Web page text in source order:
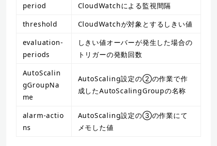
period
CloudWatchによる監視間隔
threshold
CloudWatchが対象とするしきい値
evaluation-
periods
しきい値オーバーが発生した場合の
トリガーの発動回数
AutoScalin
gGroupNa
me
AutoScaling設定の②の作業で作
成したAutoScalingGroupの名称
alarm-actio
ns
AutoScaling設定の③の作業にて
メモした値